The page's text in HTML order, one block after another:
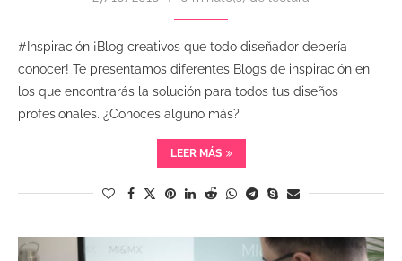
#Inspiración ¡Blog creativos que todo diseñador debería
conocer! Te presentamos diferentes Blogs de inspiración en
los que encontrarás la solución para todos tus diseños
profesionales. ¿Conoces alguno más?
LEER MÁS